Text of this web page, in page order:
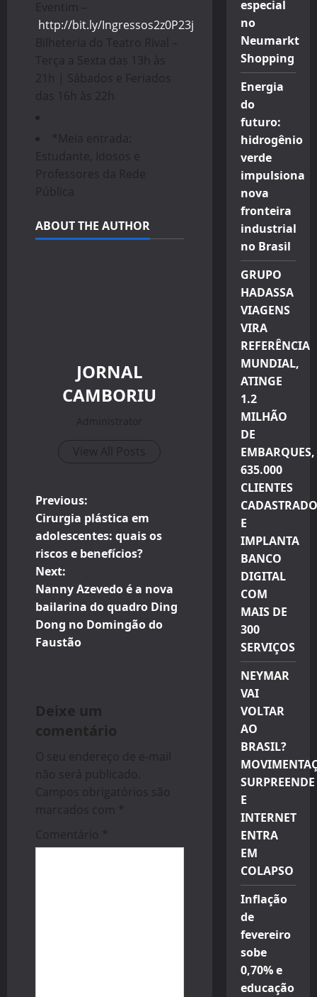
Eventim –
http://bit.ly/Ingressos2z0P23j
Bilheteria do Teatro Rival –
Terça a Sexta das 13h às
21h | Sábados e Feriados
das 16h às 22h
*Meia entrada:
Estudante, Idosos e
Professores da Rede
Pública
ABOUT THE AUTHOR
JORNAL
CAMBORIU
Administrator
View All Posts
P
o
s
t
n
a
i
g
a
t
i
Previous:
Cirurgia plástica em
adolescentes: quais os
riscos e benefícios?
Next:
Nanny Azevedo é a nova
bailarina do quadro Ding
Dong no Domingão do
Faustão
Deixe um
comentário
O seu endereço de e-mail
não será publicado.
Campos obrigatórios são
marcados com *
Comentário *
especial
no
Neumarkt
Shopping
Energia
do
futuro:
hidrogênio
verde
impulsiona
nova
fronteira
industrial
no Brasil
GRUPO
HADASSA
VIAGENS
VIRA
REFERÊNCIA
MUNDIAL,
ATINGE
1.2
MILHÃO
DE
EMBARQUES,
635.000
CLIENTES
E
IMPLANTA
BANCO
DIGITAL
COM
MAIS DE
300
SERVIÇOS
NEYMAR
VAI
VOLTAR
AO
BRASIL?
SURPREENDE
E
INTERNET
ENTRA
EM
COLAPSO
Inflação
de
fevereiro
sobe
0,70% e
educação